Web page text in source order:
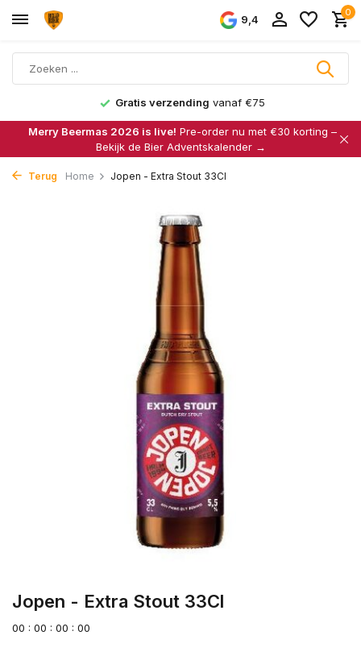
9,4
0
Gratis verzending vanaf €75
Merry Beermas 2026 is live! Pre-order nu met €30 korting –
Bekijk de Bier Adventskalender →
Terug Home Jopen - Extra Stout 33Cl
Jopen - Extra Stout 33Cl
00 : 00 : 00 : 00